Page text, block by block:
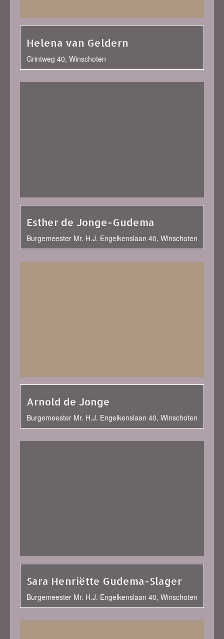
Helena van Geldern
Grintweg 40, Winschoten
Esther de Jonge-Gudema
Burgemeester Mr. H.J. Engelkenslaan 40, Winschoten
Arnold de Jonge
Burgemeester Mr. H.J. Engelkenslaan 40, Winschoten
Sara Henriëtte Gudema-Slager
Burgemeester Mr. H.J. Engelkenslaan 40, Winschoten